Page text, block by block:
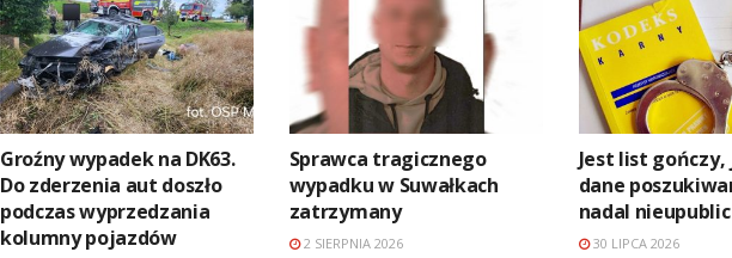
Groźny wypadek na DK63.
Do zderzenia aut doszło
podczas wyprzedzania
kolumny pojazdów
Sprawca tragicznego
wypadku w Suwałkach
zatrzymany
2 SIERPNIA 2026
Jest list
dane
nadal
30 LIPCA 2026